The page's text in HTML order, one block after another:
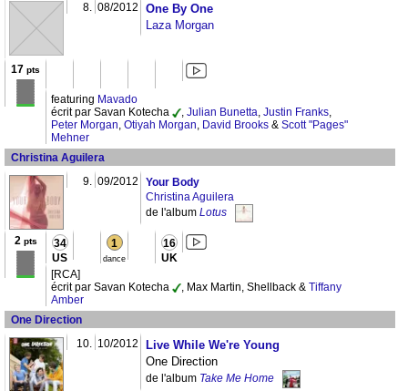
8. 08/2012
One By One
Laza Morgan
17 pts
featuring Mavado
écrit par Savan Kotecha
, Julian Bunetta, Justin Franks,
Peter Morgan, Otiyah Morgan, David Brooks & Scott "Pages"
Mehner
Christina Aguilera
9. 09/2012
Your Body
Christina Aguilera
de l'album Lotus
2 pts 34
US
1
dance
16
UK
[RCA]
écrit par Savan Kotecha
, Max Martin, Shellback & Tiffany
Amber
One Direction
10. 10/2012
Live While We're Young
One Direction
de l'album Take Me Home